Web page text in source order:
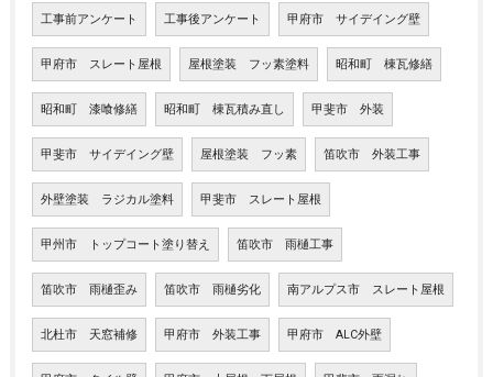
工事前アンケート 工事後アンケート 甲府市 サイデイング壁
甲府市 スレート屋根 屋根塗装 フッ素塗料 昭和町 棟瓦修繕
昭和町 漆喰修繕 昭和町 棟瓦積み直し 甲斐市 外装
甲斐市 サイデイング壁 屋根塗装 フッ素 笛吹市 外装工事
外壁塗装 ラジカル塗料 甲斐市 スレート屋根
甲州市 トップコート塗り替え 笛吹市 雨樋工事
笛吹市 雨樋歪み 笛吹市 雨樋劣化 南アルプス市 スレート屋根
北杜市 天窓補修 甲府市 外装工事 甲府市 ALC外壁